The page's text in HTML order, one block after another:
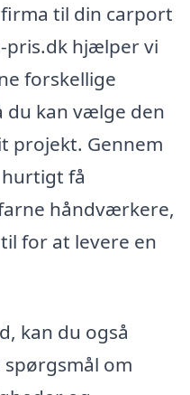
til din carport
pris.dk hjælper vi
forskellige
du kan vælge den
projekt. Gennem
få
håndværkere,
for at levere en
kan du også
om